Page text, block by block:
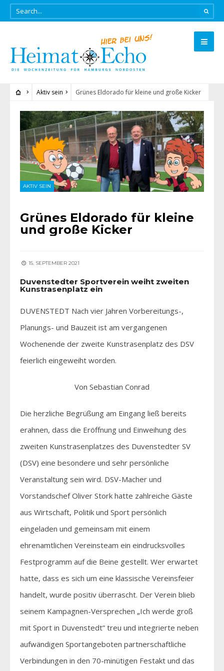
Aktiv sein Grünes Eldorado für kleine und große Kicker
AKTIV SEIN
Grünes Eldorado für kleine
und große Kicker
15. SEPTEMBER 2021
Duvenstedter Sportverein weiht zweiten
Kunstrasenplatz ein
DUVENSTEDT Nach vier Jahren Vorbereitungs-,
Planungs- und Bauzeit ist am vergangenen
Wochenende der zweite Kunstrasenplatz des DSV
feierlich eingeweiht worden.
Von Sebastian Conrad
Die herzliche Begrüßung am Eingang ließ bereits
erahnen, dass die Eröffnung und Einweihung des
zweiten Kunstrasenplatzes des Duvenstedter SV
(DSV) eine besondere und sehr persönliche
Veranstaltung sein wird. DSV-Macher und
Vorstandschef Oliver Stork hatte zahlreiche Gäste
aus Wirtschaft, Politik und Sport persönlich
eingeladen und gemeinsam mit einem
ehrenamtlichen Vereinsteam ein eindrucksvolles
Festprogramm auf die Beine gestellt. Wer erwartet
hatte, dass es sich um eine klassische Vereinsfeier
handelt, wurde positiv überrascht. Der Verein blieb
seinem Kampagnen-Versprechen „Ich werde groß
mit Sport in Duvenstedt” treu und integrierte neben
aufwändigen Sportangeboten partnerschaftliche
Verbindungen in den 70-minütigen Festakt und das